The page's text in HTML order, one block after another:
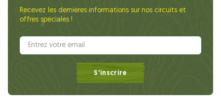
Recevez les dernières informations sur nos circuits et
offres spéciales !
S'inscrire